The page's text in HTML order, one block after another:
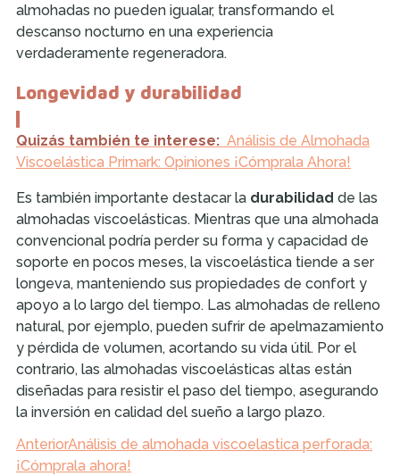
almohadas no pueden igualar, transformando el
descanso nocturno en una experiencia
verdaderamente regeneradora.
Longevidad y durabilidad
Quizás también te interese: Análisis de Almohada
Viscoelástica Primark: Opiniones ¡Cómprala Ahora!
Es también importante destacar la durabilidad de las
almohadas viscoelásticas. Mientras que una almohada
convencional podría perder su forma y capacidad de
soporte en pocos meses, la viscoelástica tiende a ser
longeva, manteniendo sus propiedades de confort y
apoyo a lo largo del tiempo. Las almohadas de relleno
natural, por ejemplo, pueden sufrir de apelmazamiento
y pérdida de volumen, acortando su vida útil. Por el
contrario, las almohadas viscoelásticas altas están
diseñadas para resistir el paso del tiempo, asegurando
la inversión en calidad del sueño a largo plazo.
AnteriorAnálisis de almohada viscoelastica perforada:
¡Cómprala ahora!